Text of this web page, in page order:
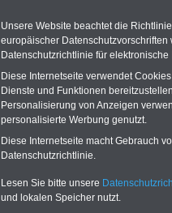
wird (wahrscheinlich im
Broschüre.
Meldung
Tariflicher
Unsere Website beachtet die
europäischer
Datenschutzrichtlinie für
Diese Internetseite verwendet
Dienste und Funktionen
Personalisierung von Anzeigen
personalisierte Werbung genutzt.
Diese Internetseite macht Gebrauch
Datenschutzrichtlinie.
Lesen Sie bitte unsere
und lokalen Speicher nutzt.